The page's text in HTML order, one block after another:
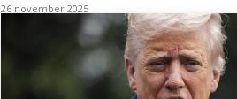
26 november 2025